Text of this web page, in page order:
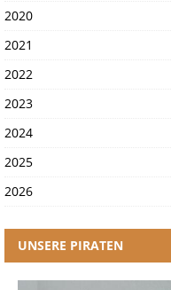
2020
2021
2022
2023
2024
2025
2026
UNSERE PIRATEN